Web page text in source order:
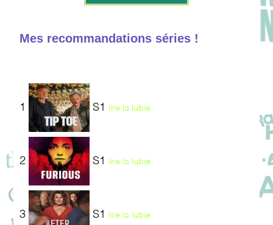
Mes recommandations séries !
1 S1 lire la lubie
2 S1 lire la lubie
3 S1 lire la lubie